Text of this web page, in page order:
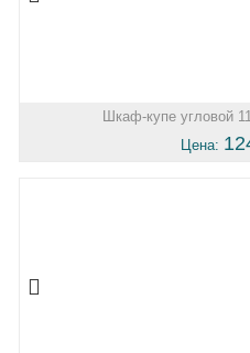
Шкаф-купе угловой
Цена: